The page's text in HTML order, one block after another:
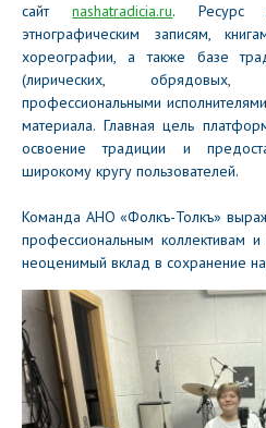
сайтnashatradicia.ru. Ресурс
этнографическим записям,
хореографии, а также базе
(лирических, обрядовых,
профессиональными
материала. Главная цель
освоение традиции и
широкому кругу пользователей.
Команда АНО «Фолкъ-Толкъ»
профессиональным коллективам
неоценимый вклад в сохранение